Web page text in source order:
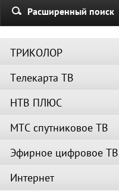
Расширенный поиск
ТРИКОЛОР
Телекарта ТВ
НТВ ПЛЮС
МТС спутниковое ТВ
Эфирное цифровое ТВ
Интернет